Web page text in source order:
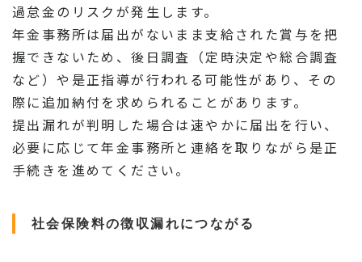
過怠金のリスクが発生します。
年金事務所は届出がないまま支給された賞与を把
握できないため、後日調査（定時決定や総合調査
など）や是正指導が行われる可能性があり、その
際に追加納付を求められることがあります。
提出漏れが判明した場合は速やかに届出を行い、
必要に応じて年金事務所と連絡を取りながら是正
手続きを進めてください。
社会保険料の徴収漏れにつながる